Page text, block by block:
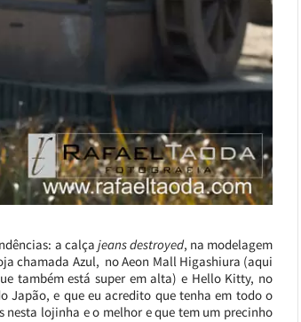
a calça jeans destroyed, na modelagem
chamada Azul, no Aeon Mall Higashiura (aqui
também está super em alta) e Hello Kitty, no
Japão, e que eu acredito que tenha em todo o
lojinha e o melhor e que tem um precinho